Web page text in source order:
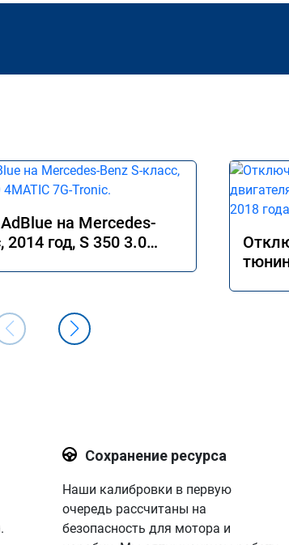
на Mercedes-
2014 год, S 350 3.0
Сохранение ресурса
Наши калибровки в первую
очередь рассчитаны на
безопасность для мотора и